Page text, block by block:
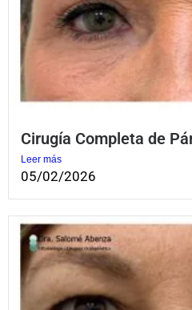
Cirugía Completa de
Leer más
05/02/2026